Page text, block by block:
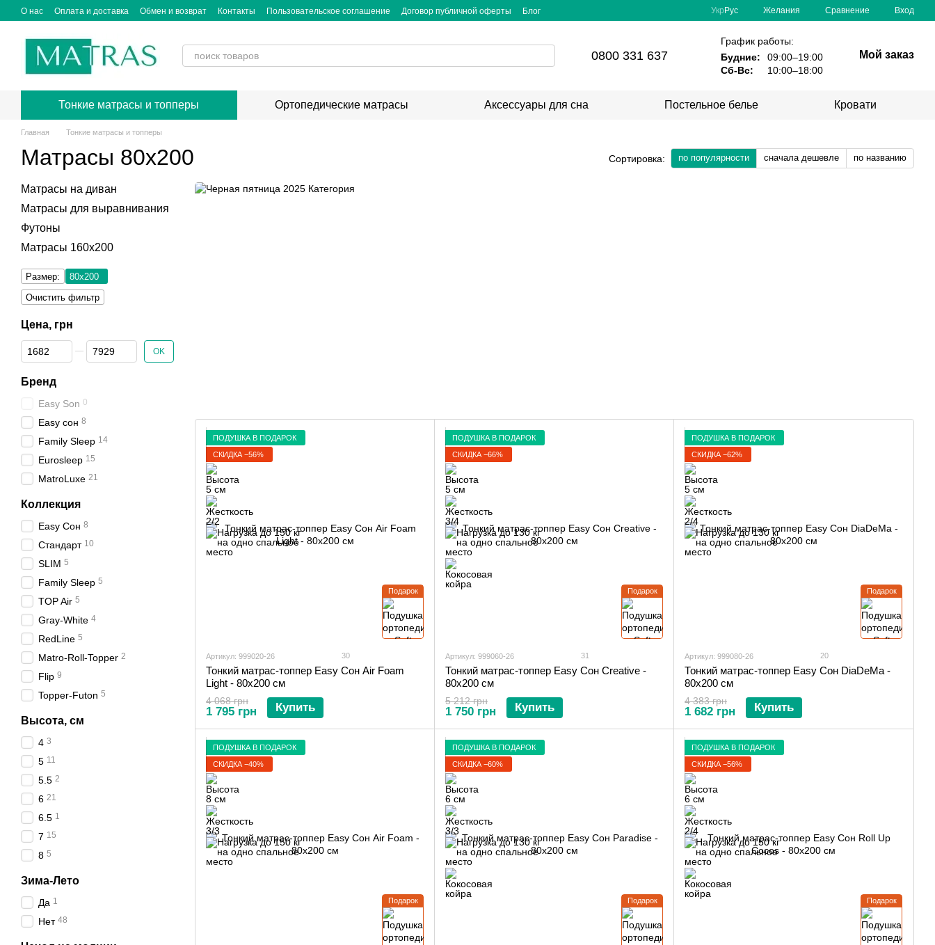
Перейти к основному контенту
О нас Оплата и доставка Обмен и возврат Контакты Пользовательское соглашение Договор публичной оферты Блог Укр Рус Желания Сравнение Вход
0800 331 637
График работы:
Будние:
09:00–19:00
Сб-Вс:
10:00–18:00
Мой заказ
Тонкие матрасы и топперы Ортопедические матрасы Аксессуары для сна Постельное белье Кровати
Главная Тонкие матрасы и топперы
Матрасы 80x200 Сортировка: по популярности сначала дешевле по названию
Подарок
ПОДУШКА В ПОДАРОК
СКИДКА −56%
Артикул: 999020-26 30
Тонкий матрас-топпер Easy Сон Air Foam
Light - 80х200 см
4 068 грн
1 795 грн Купить
Подарок
ПОДУШКА В ПОДАРОК
СКИДКА −66%
Артикул: 999060-26 31
Тонкий матрас-топпер Easy Сон Creative -
80х200 см
5 212 грн
1 750 грн Купить
Подарок
ПОДУШКА В ПОДАРОК
СКИДКА −62%
Артикул: 999080-26 20
Тонкий матрас-топпер Easy Сон DiaDeMa -
80х200 см
4 383 грн
1 682 грн Купить
Подарок
ПОДУШКА В ПОДАРОК
СКИДКА −40%
Подарок
ПОДУШКА В ПОДАРОК
СКИДКА −60%
Подарок
ПОДУШКА В ПОДАРОК
СКИДКА −56%
Матрасы на диван
Матрасы для выравнивания
Футоны
Матрасы 160x200
Размер:
80х200
Очистить фильтр
Цена, грн
От Цена, грн
До Цена, грн OK
Бренд
Easy Son 0
Easy сон 8
Family Sleep 14
Eurosleep 15
MatroLuxe 21
Коллекция
Easy Сон 8
Стандарт 10
SLIM 5
Family Sleep 5
TOP Air 5
Gray-White 4
RedLine 5
Matro-Roll-Topper 2
Flip 9
Topper-Futon 5
Высота, см
4 3
5 11
5.5 2
6 21
6.5 1
7 15
8 5
Зима-Лето
Да 1
Нет 48